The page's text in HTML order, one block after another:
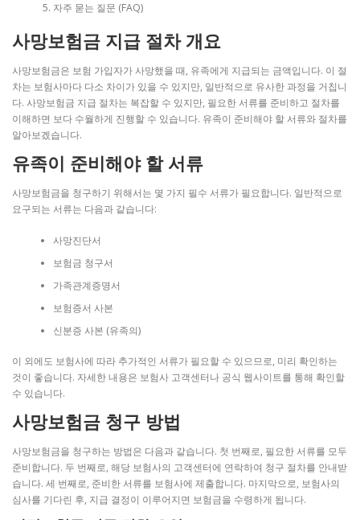
자주 묻는 질문 (FAQ)
사망보험금 지급 절차 개요
사망보험금은 보험 가입자가 사망했을 때, 유족에게 지급되는 금액입니다. 이 절
차는 보험사마다 다소 차이가 있을 수 있지만, 일반적으로 유사한 과정을 거칩니
다. 사망보험금 지급 절차는 복잡할 수 있지만, 필요한 서류를 준비하고 절차를
이해하면 보다 수월하게 진행할 수 있습니다. 유족이 준비해야 할 서류와 절차를
알아보겠습니다.
유족이 준비해야 할 서류
사망보험금을 청구하기 위해서는 몇 가지 필수 서류가 필요합니다. 일반적으로
요구되는 서류는 다음과 같습니다:
사망진단서
보험금 청구서
가족관계증명서
보험증서 사본
신분증 사본 (유족의)
이 외에도 보험사에 따라 추가적인 서류가 필요할 수 있으므로, 미리 확인하는
것이 좋습니다. 자세한 내용은 보험사 고객센터나 공식 웹사이트를 통해 확인할
수 있습니다.
사망보험금 청구 방법
사망보험금을 청구하는 방법은 다음과 같습니다. 첫 번째로, 필요한 서류를 모두
준비합니다. 두 번째로, 해당 보험사의 고객센터에 연락하여 청구 절차를 안내받
습니다. 세 번째로, 준비한 서류를 보험사에 제출합니다. 마지막으로, 보험사의
심사를 기다린 후, 지급 결정이 이루어지면 보험금을 수령하게 됩니다.